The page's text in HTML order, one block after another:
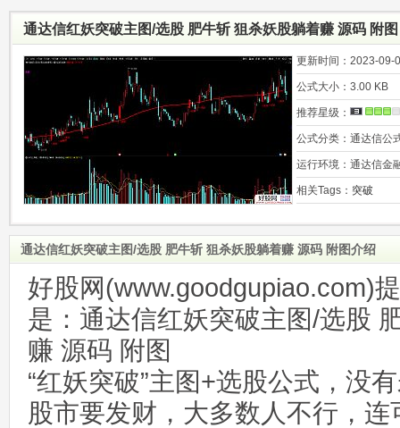
通达信红妖突破主图/选股 肥牛斩 狙杀妖股躺着赚 源码 附图
更新时间： 2023-09-
公式大小： 3.00 KB
推荐星级：
公式分类： 通达信公
运行环境： 通达信金
相关Tags： 突破
通达信红妖突破主图/选股 肥牛斩 狙杀妖股躺着赚 源码 附图介绍
好股网(www.goodgupiao.com)
是：通达信红妖突破主图/选股
赚 源码 附图
“红妖突破”主图+选股公式，没
股市要发财，大多数人不行，